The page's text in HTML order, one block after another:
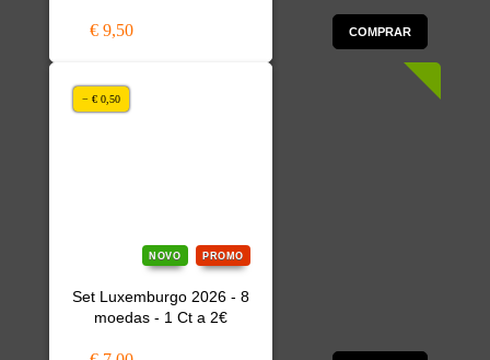
€ 9,50 COMPRAR
NOVO PROMO
Set Luxemburgo 2026 - 8
moedas - 1 Ct a 2€
− € 0,50